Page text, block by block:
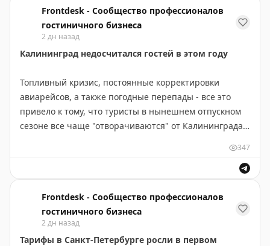
Frontdesk - Сообщество профессионалов
гостиничного бизнеса
2 дн назад
Калининград недосчитался гостей в этом году
Топливный кризис, постоянные корректировки
авиарейсов, а также погодные перепады - все это
привело к тому, что туристы в нынешнем отпускном
сезоне все чаще "отворачиваются" от Калининграда.
https://www.frontdesk.ru/article/zhara-dozhdi-otmena-
reysov-kaliningrad-teryaet-letniy-sezon
347
Frontdesk - Сообщество профессионалов
гостиничного бизнеса
2 дн назад
Тарифы в Санкт-Петербурге росли в первом